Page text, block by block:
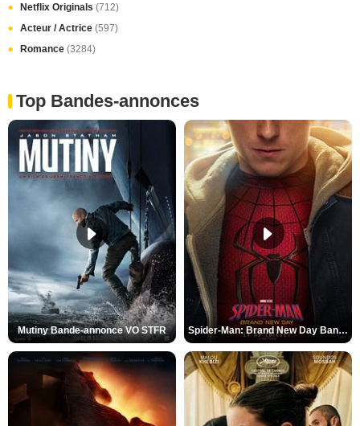
Netflix Originals (712)
Acteur / Actrice (597)
Romance (3284)
Top Bandes-annonces
Mutiny Bande-annonce VO STFR Spider-Man: Brand New Day Bande-annonce VO STFR